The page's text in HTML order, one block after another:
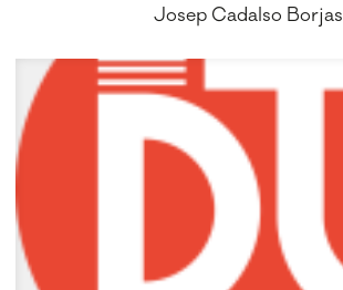
Josep Cadalso Borjas